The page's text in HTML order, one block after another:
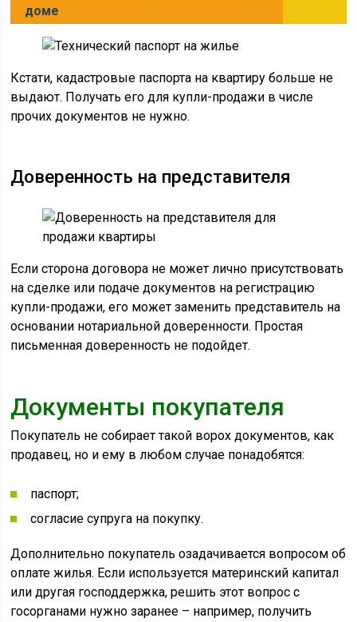
доме
Кстати, кадастровые паспорта на квартиру больше не
выдают. Получать его для купли-продажи в числе
прочих документов не нужно.
Доверенность на представителя
Если сторона договора не может лично присутствовать
на сделке или подаче документов на регистрацию
купли-продажи, его может заменить представитель на
основании нотариальной доверенности. Простая
письменная доверенность не подойдет.
Документы покупателя
Покупатель не собирает такой ворох документов, как
продавец, но и ему в любом случае понадобятся:
паспорт;
согласие супруга на покупку.
Дополнительно покупатель озадачивается вопросом об
оплате жилья. Если используется материнский капитал
или другая господдержка, решить этот вопрос с
госорганами нужно заранее – например, получить